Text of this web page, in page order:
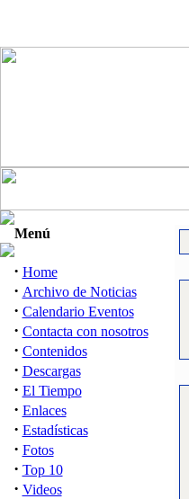
Menú
· Home
· Archivo de Noticias
· Calendario Eventos
· Contacta con nosotros
· Contenidos
· Descargas
· El Tiempo
· Enlaces
· Estadísticas
· Fotos
· Top 10
· Videos